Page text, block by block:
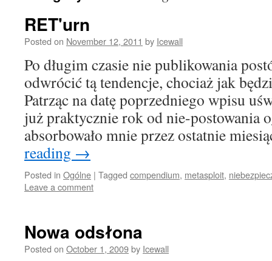
RET'urn
Posted on November 12, 2011 by Icewall
Po długim czasie nie publikowania
odwrócić tą tendencje, chociaż jak
Patrząc na datę poprzedniego wpisu
już praktycznie rok od nie-postowania
absorbowało mnie przez ostatnie
reading →
Posted in Ogólne | Tagged compendium, metasploit,
Leave a comment
Nowa odsłona
Posted on October 1, 2009by Icewall